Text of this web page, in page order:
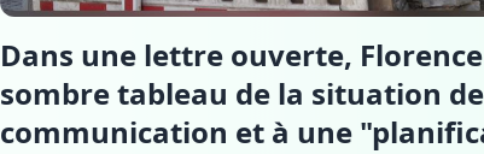
Dans une lettre ouverte,
sombre tableau de la situation
communication et à une